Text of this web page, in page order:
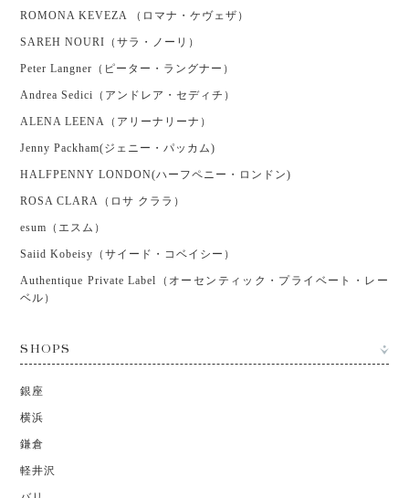
ROMONA KEVEZA （ロマナ・ケヴェザ）
SAREH NOURI（サラ・ノーリ）
Peter Langner（ピーター・ラングナー）
Andrea Sedici（アンドレア・セディチ）
ALENA LEENA（アリーナリーナ）
Jenny Packham(ジェニー・パッカム)
HALFPENNY LONDON(ハーフペニー・ロンドン)
ROSA CLARA（ロサ クララ）
esum（エスム）
Saiid Kobeisy（サイード・コベイシー）
Authentique Private Label（オーセンティック・プライベート・レー
ベル）
SHOPS
銀座
横浜
鎌倉
軽井沢